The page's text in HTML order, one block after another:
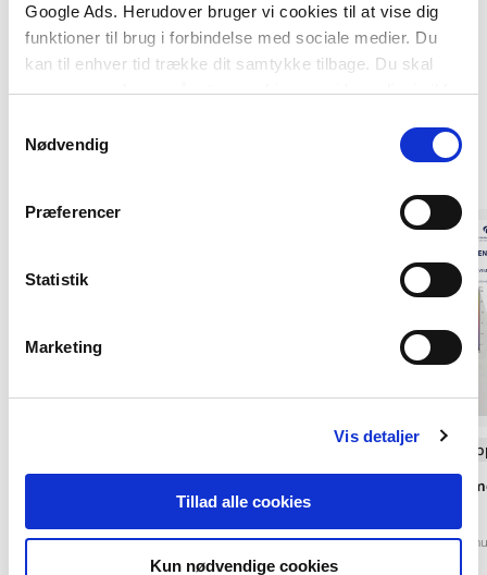
Google Ads. Herudover bruger vi cookies til at vise dig
funktioner til brug i forbindelse med sociale medier. Du
kan til enhver tid trække dit samtykke tilbage. Du skal
være opmærksom på, at vores hjemmeside muligvis ikke
tilbagetrækker et samtykke.
Nødvendig
Præferencer
Statistik
Marketing
Vis detaljer
Tillad alle cookies
Kun nødvendige cookies
Softcover med
Anvisning 214:
Torben Valdbjørn